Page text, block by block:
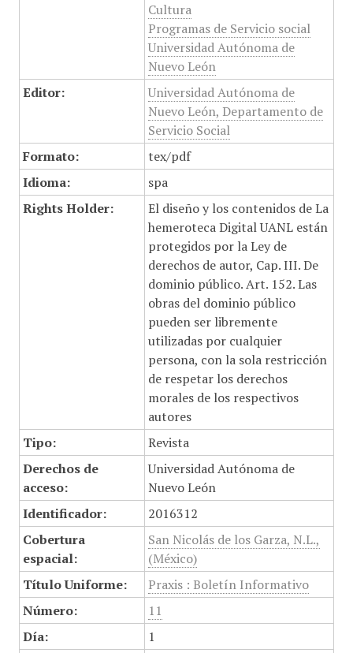
Cultura
Programas de Servicio social
Universidad Autónoma de
Nuevo León
Editor:
Universidad Autónoma de
Nuevo León, Departamento de
Servicio Social
Formato:
tex/pdf
Idioma:
spa
Rights Holder:
El diseño y los contenidos de La
hemeroteca Digital UANL están
protegidos por la Ley de
derechos de autor, Cap. III. De
dominio público. Art. 152. Las
obras del dominio público
pueden ser libremente
utilizadas por cualquier
persona, con la sola restricción
de respetar los derechos
morales de los respectivos
autores
Tipo:
Revista
Derechos de
acceso:
Universidad Autónoma de
Nuevo León
Identificador:
2016312
Cobertura
espacial:
San Nicolás de los Garza, N.L.,
(México)
Título Uniforme:
Praxis : Boletín Informativo
Número:
11
Día:
1